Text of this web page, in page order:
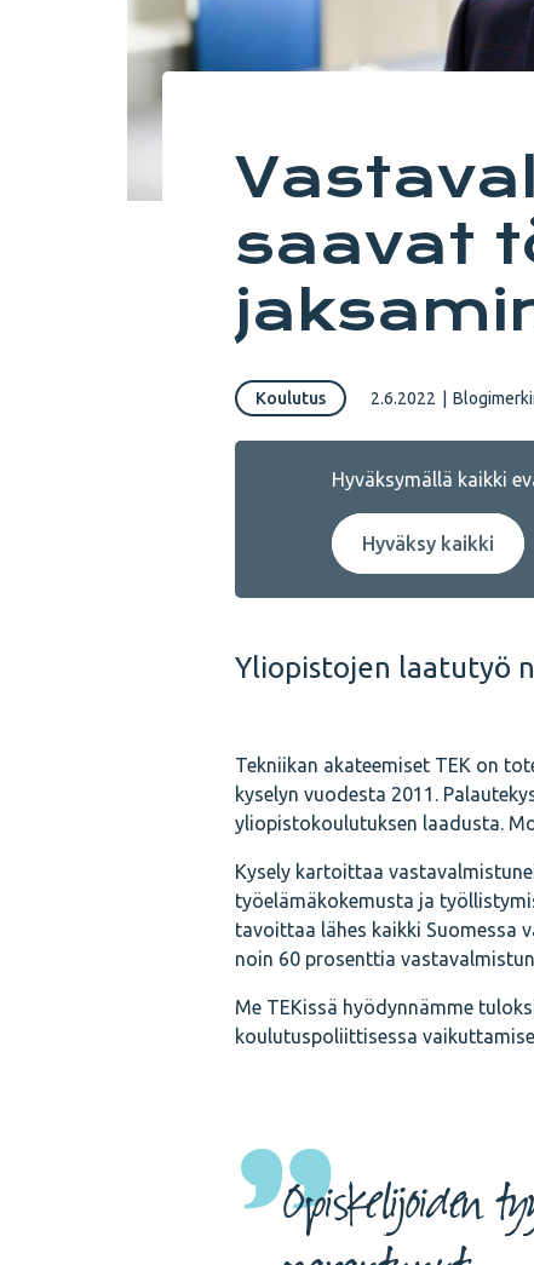
saavat
Koulutus 2.6.2022
Hyväksymällä kaikki
Hyväksy kaikki
Yliopistojen laatutyö
Tekniikan akateemiset TEK on
kyselyn vuodesta 2011.
yliopistokoulutuksen laadusta.
Kysely kartoittaa
työelämäkokemusta ja
tavoittaa lähes kaikki Suomessa
noin 60 prosenttia
Me TEKissä hyödynnämme
koulutuspoliittisessa
Opiskelijoiden